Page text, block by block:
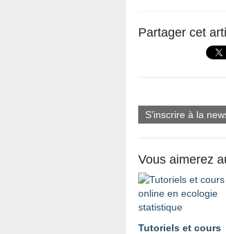
Partager cet
S'inscrire à la
Vous aimerez
Tutoriels et cours